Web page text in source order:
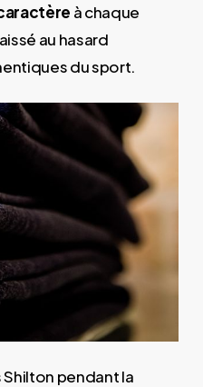
à chaque
au hasard
du sport.
pendant la